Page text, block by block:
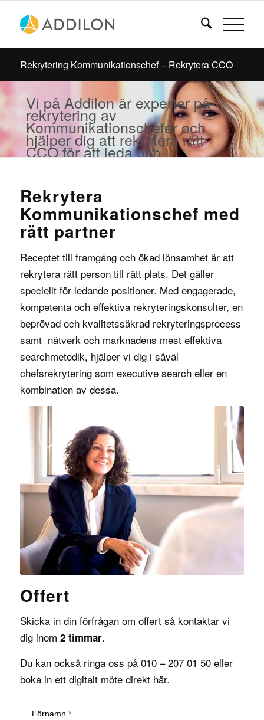
Rekrytering Kommunikationschef – Rekrytera CCO
Vi på Addilon är experter på
rekrytering av
Kommunikationschefer och
hjälper dig att rekrytera rätt
CCO för att leda och
utveckla ditt företags
Rekrytera
Kommunikationschef med
rätt partner
Receptet till framgång och ökad lönsamhet är att
rekrytera rätt person till rätt plats. Det gäller
speciellt för ledande positioner. Med engagerade,
kompetenta och effektiva rekryteringskonsulter, en
beprövad och kvalitetssäkrad rekryteringsprocess
samt nätverk och marknadens mest effektiva
searchmetodik, hjälper vi dig i såväl
chefsrekryteringsom executive searcheller en
kombination av dessa.
Offert
Skicka in din förfrågan om offert så kontaktar vi
dig inom 2 timmar.
Du kan också ringa oss på 010 – 207 01 50 eller
boka in ett digitalt möte direkt här.